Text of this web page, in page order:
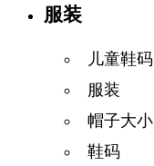
服装
儿童鞋码
服装
帽子大小
鞋码